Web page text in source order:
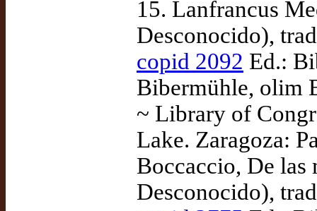
15. Lanfrancus
Desconocido),
copid 2092 Ed.:
Bibermühle, olim
~ Library of
Lake. Zaragoza:
Boccaccio, De las
Desconocido),